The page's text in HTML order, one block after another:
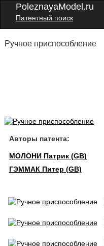
PoleznayaModel.ru
Патентный поиск
Ручное приспособление
Авторы патента:
МОЛОНИ Патрик (GB)
ГЭММАК Питер (GB)